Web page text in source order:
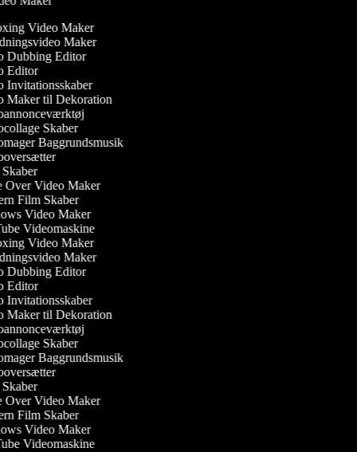
Video Maker
Maker
Editor
til Dekoration
Skaber
Baggrundsmusik
Video Maker
Film Skaber
Video Maker
Videomaskine
Video Maker
Maker
Editor
til Dekoration
Skaber
Baggrundsmusik
Video Maker
Film Skaber
Video Maker
Videomaskine